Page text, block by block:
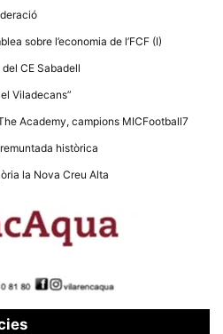
sobre l’economia de l’FCF (I)
CE Sabadell
Viladecans”
Academy, campions MICFootball7
històrica
la Nova Creu Alta